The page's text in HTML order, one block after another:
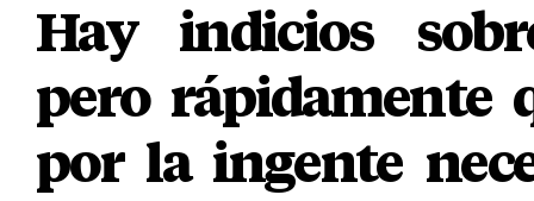
Hay indicios
pero rápidamente
por la ingente